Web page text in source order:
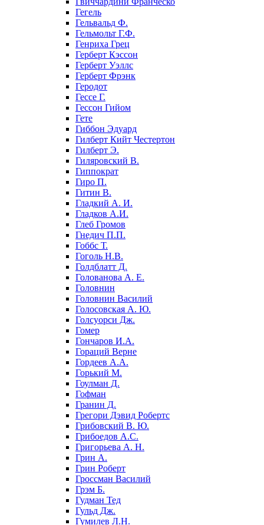
Гегель
Гельвальд Ф.
Гельмольт Г.Ф.
Генриха Грец
Герберт Кэссон
Герберт Уэллс
Герберт Фрэнк
Геродот
Гессе Г.
Гессон Гийом
Гете
Гиббон Эдуард
Гилберт Кийт Честертон
Гилберт Э.
Гиляровский В.
Гиппократ
Гиро П.
Гитин В.
Гладкий А. И.
Гладков А.И.
Глеб Громов
Гнедич П.П.
Гоббс Т.
Гоголь Н.В.
Голдблатт Д.
Голованова А. Е.
Головнин
Головнин Василий
Голосовская А. Ю.
Голсуорси Дж.
Гомер
Гончаров И.А.
Гораций Верне
Гордеев А.А.
Горький М.
Гоулман Д.
Гофман
Гранин Д.
Грегори Дэвид Робертс
Грибовский В. Ю.
Грибоедов А.С.
Григорьева А. Н.
Грин А.
Грин Роберт
Гроссман Василий
Грэм Б.
Гудман Тед
Гульд Дж.
Гумилев Л.Н.